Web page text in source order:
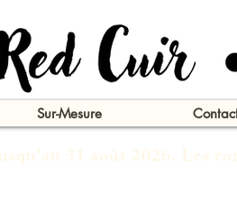
Sur-Mesure
31 août 2026. Les